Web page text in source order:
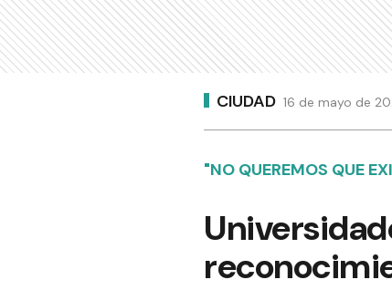
CIUDAD 16 de mayo de
"NO QUEREMOS QUE